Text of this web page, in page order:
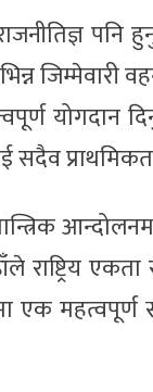
पनि
जिम्मेवारी
योगदान
सदैव
राष्ट्रिय
एक महत्वपूर्ण